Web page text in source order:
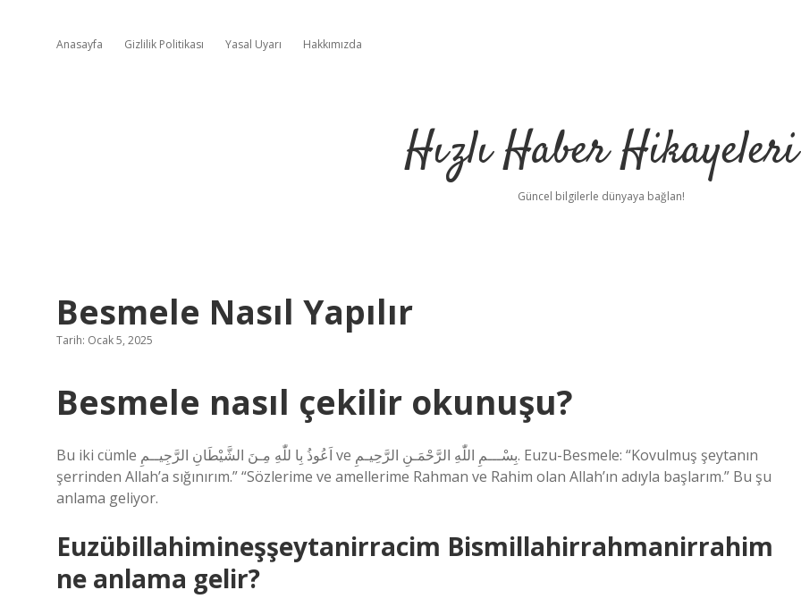
Anasayfa Gizlilik Politikası Yasal Uyarı Hakkımızda
Hızlı Haber Hikayeleri
Güncel bilgilerle dünyaya bağlan!
Besmele Nasıl Yapılır
Tarih: Ocak 5, 2025
Besmele nasıl çekilir okunuşu?
Bu iki cümle اَعُوذُ بِا للّٰهِ مِـنَ الشَّيْطَانِ الرَّجِيــمِ ve بِسْـــمِ اللّٰهِ الرَّحْمَـنِ الرَّحِيـمِ. Euzu-Besmele: “Kovulmuş şeytanın
şerrinden Allah’a sığınırım.” “Sözlerime ve amellerime Rahman ve Rahim olan Allah’ın adıyla başlarım.” Bu şu
anlama geliyor.
Euzübillahimineşşeytanirracim Bismillahirrahmanirrahim
ne anlama gelir?